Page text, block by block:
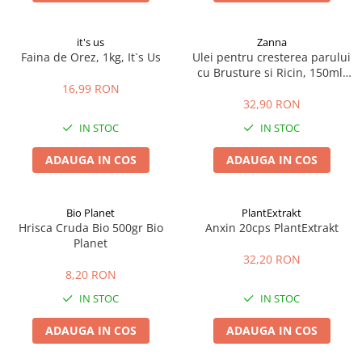
it's us
Faina de Orez, 1kg, It`s Us
16,99 RON
IN STOC
ADAUGA IN COS
Zanna
Ulei pentru cresterea parului
cu Brusture si Ricin, 150ml,
32,90 RON
IN STOC
ADAUGA IN COS
Bio Planet
Hrisca Cruda Bio 500gr Bio
Planet
8,20 RON
IN STOC
ADAUGA IN COS
PlantExtrakt
Anxin 20cps PlantExtrakt
32,20 RON
IN STOC
ADAUGA IN COS